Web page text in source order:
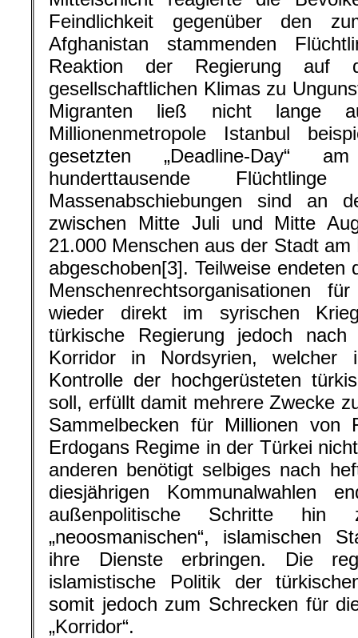
Feindlichkeit gegenüber den
Afghanistan stammenden
Reaktion der Regierung auf
gesellschaftlichen Klimas zu
Migranten ließ nicht lange
Millionenmetropole Istanbul
gesetzten „Deadline-Day“
hunderttausende
Massenabschiebungen sind an
zwischen Mitte Juli und Mitte
21.000 Menschen aus der Stadt
abgeschoben[3]. Teilweise endeten
Menschenrechtsorganisationen
wieder direkt im syrischen
türkische Regierung jedoch
Korridor in Nordsyrien,
Kontrolle der hochgerüsteten
soll, erfüllt damit mehrere Zwecke
Sammelbecken für Millionen von
Erdogans Regime in der Türkei
anderen benötigt selbiges nach
diesjährigen Kommunalwahlen
außenpolitische Schritte hin
„neoosmanischen“, islamischen
ihre Dienste erbringen. Die
islamistische Politik der
somit jedoch zum Schrecken für
„Korridor“.